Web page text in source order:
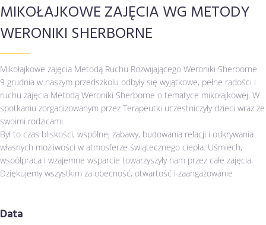
MIKOŁAJKOWE ZAJĘCIA WG METODY
WERONIKI SHERBORNE
Mikołajkowe zajęcia Metodą Ruchu Rozwijającego Weroniki Sherborne
9 grudnia w naszym przedszkolu odbyły się wyjątkowe, pełne radości i
ruchu zajęcia Metodą Weroniki Sherborne o tematyce mikołajkowej. W
spotkaniu zorganizowanym przez Terapeutki uczestniczyły dzieci wraz ze
swoimi rodzicami.
Był to czas bliskości, wspólnej zabawy, budowania relacji i odkrywania
własnych możliwości w atmosferze świątecznego ciepła. Uśmiech,
współpraca i wzajemne wsparcie towarzyszyły nam przez całe zajęcia.
Dziękujemy wszystkim za obecność, otwartość i zaangażowanie
Data